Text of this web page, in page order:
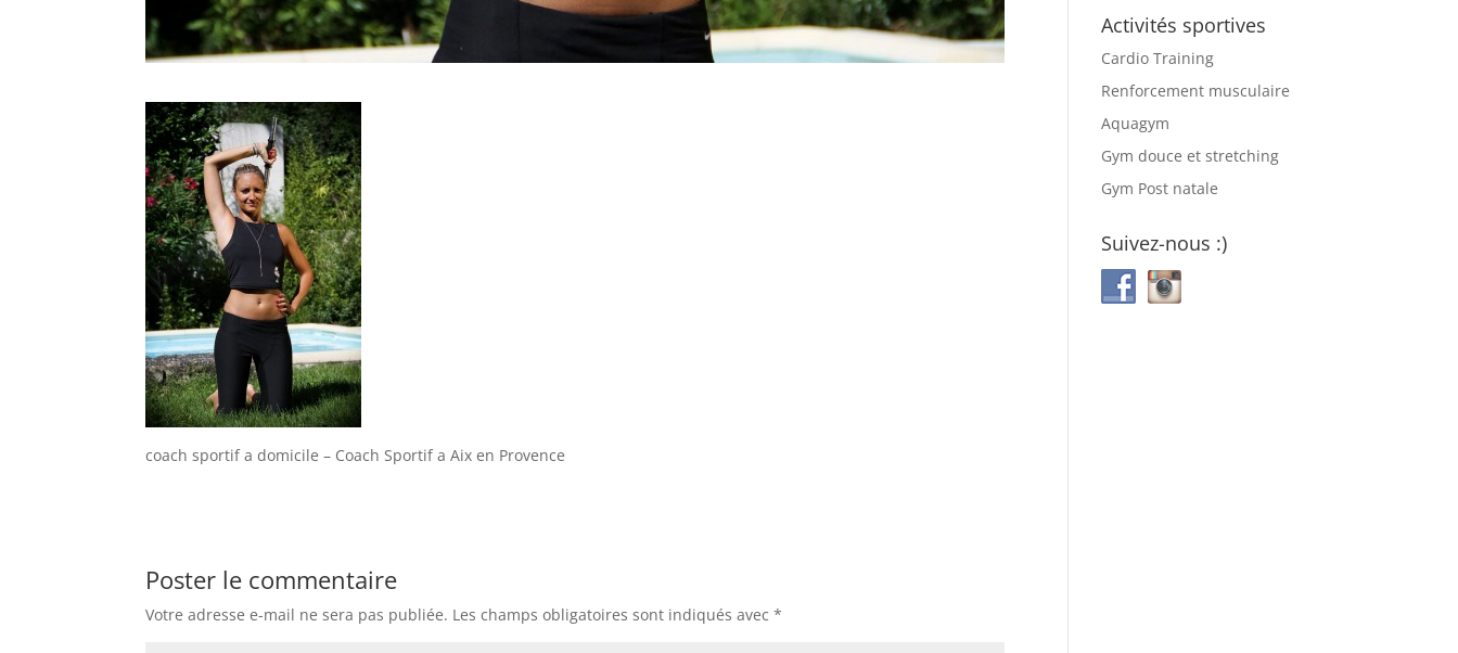
coach sportif a domicile – Coach Sportif a Aix en Provence
Poster le commentaire
Votre adresse e-mail ne sera pas publiée. Les champs obligatoires sont indiqués avec*
Activités sportives
Cardio Training
Renforcement musculaire
Aquagym
Gym douce et stretching
Gym Post natale
Suivez-nous :)